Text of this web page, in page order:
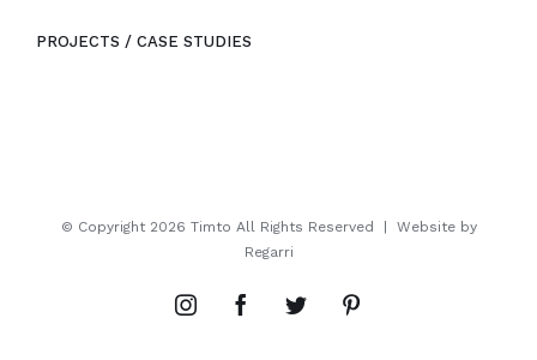
PROJECTS / CASE STUDIES
© Copyright 2026 Timto All Rights Reserved | Website by
Regarri
InstagramFacebookTwitter